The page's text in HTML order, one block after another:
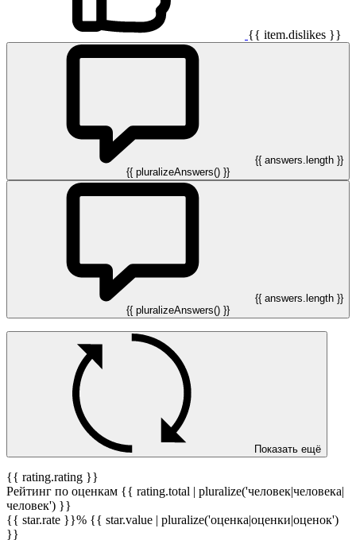
{{ item.dislikes }}
{{ answers.length }}
{{ pluralizeAnswers() }}
{{ answers.length }}
{{ pluralizeAnswers() }}
Показать ещё
{{ rating.rating }}
Рейтинг по оценкам {{ rating.total | pluralize('человек|человека|
человек') }}
{{ star.rate }}% {{ star.value | pluralize('оценка|оценки|оценок')
}}